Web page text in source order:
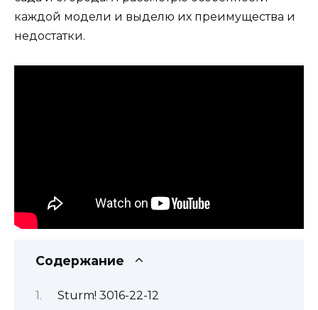
каждой модели и выделю их преимущества и
недостатки.
Содержание
Sturm! 3016-22-12